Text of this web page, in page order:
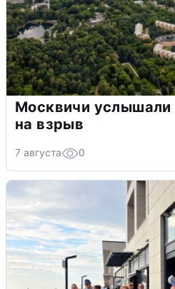
Москвичи услышали
на взрыв
7 августа 0